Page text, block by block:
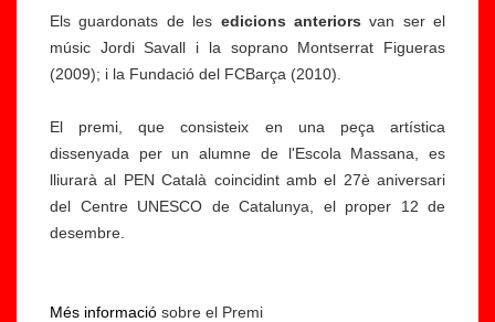
Els guardonats de les edicions anteriors van ser el
músic Jordi Savall i la soprano Montserrat Figueras
(2009); i la Fundació del FCBarça (2010).
El premi, que consisteix en una peça artística
dissenyada per un alumne de l'Escola Massana, es
lliurarà al PEN Català coincidint amb el 27è aniversari
del Centre UNESCO de Catalunya, el proper 12 de
desembre.
Més informació sobre el Premi
ci
o
n
e
nt
r
e